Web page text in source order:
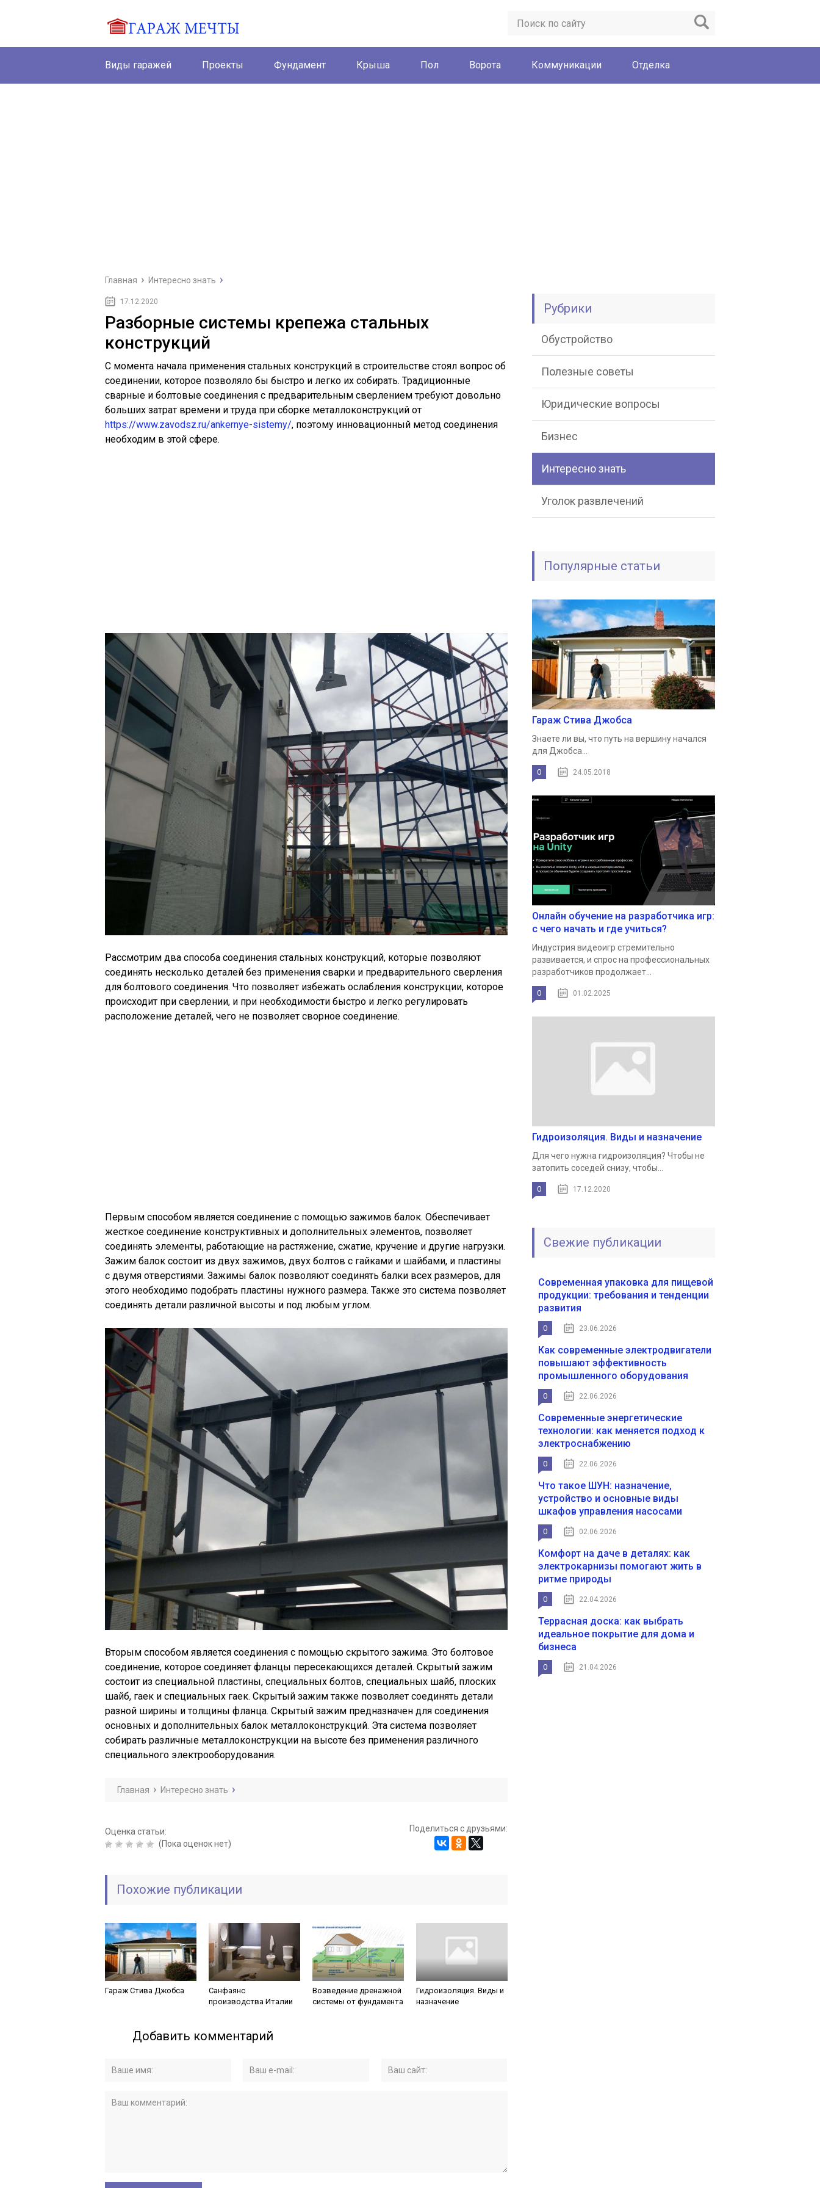
Виды гаражей Проекты Фундамент Крыша Пол Ворота Коммуникации Отделка
Главная Интересно знать
17.12.2020
Разборные системы крепежа стальных
конструкций
С момента начала применения стальных конструкций в строительстве стоял вопрос об
соединении, которое позволяло бы быстро и легко их собирать. Традиционные
сварные и болтовые соединения с предварительным сверлением требуют довольно
больших затрат времени и труда при сборке металлоконструкций от
https://www.zavodsz.ru/ankernye-sistemy/, поэтому инновационный метод соединения
необходим в этой сфере.
Рассмотрим два способа соединения стальных конструкций, которые позволяют
соединять несколько деталей без применения сварки и предварительного сверления
для болтового соединения. Что позволяет избежать ослабления конструкции, которое
происходит при сверлении, и при необходимости быстро и легко регулировать
расположение деталей, чего не позволяет сворное соединение.
Первым способом является соединение с помощью зажимов балок. Обеспечивает
жесткое соединение конструктивных и дополнительных элементов, позволяет
соединять элементы, работающие на растяжение, сжатие, кручение и другие нагрузки.
Зажим балок состоит из двух зажимов, двух болтов с гайками и шайбами, и пластины
с двумя отверстиями. Зажимы балок позволяют соединять балки всех размеров, для
этого необходимо подобрать пластины нужного размера. Также это система позволяет
соединять детали различной высоты и под любым углом.
Вторым способом является соединения с помощью скрытого зажима. Это болтовое
соединение, которое соединяет фланцы пересекающихся деталей. Скрытый зажим
состоит из специальной пластины, специальных болтов, специальных шайб, плоских
шайб, гаек и специальных гаек. Скрытый зажим также позволяет соединять детали
разной ширины и толщины фланца. Скрытый зажим предназначен для соединения
основных и дополнительных балок металлоконструкций. Эта система позволяет
собирать различные металлоконструкции на высоте без применения различного
специального электрооборудования.
Главная Интересно знать
Оценка статьи:
(Пока оценок нет)
Поделиться с друзьями:
Похожие публикации
Гараж Стива Джобса
Санфаянс
производства Италии
Возведение дренажной
системы от фундамента
Гидроизоляция. Виды и
назначение
Добавить комментарий
Рубрики
Обустройство
Полезные советы
Юридические вопросы
Бизнес
Интересно знать
Уголок развлечений
Популярные статьи
Гараж Стива Джобса
Знаете ли вы, что путь на вершину начался
для Джобса...
0 24.05.2018
Онлайн обучение на разработчика игр:
с чего начать и где учиться?
Индустрия видеоигр стремительно
развивается, и спрос на профессиональных
разработчиков продолжает...
0 01.02.2025
Гидроизоляция. Виды и назначение
Для чего нужна гидроизоляция? Чтобы не
затопить соседей снизу, чтобы...
0 17.12.2020
Свежие публикации
Современная упаковка для пищевой
продукции: требования и тенденции
развития
0 23.06.2026
Как современные электродвигатели
повышают эффективность
промышленного оборудования
0 22.06.2026
Современные энергетические
технологии: как меняется подход к
электроснабжению
0 22.06.2026
Что такое ШУН: назначение,
устройство и основные виды
шкафов управления насосами
0 02.06.2026
Комфорт на даче в деталях: как
электрокарнизы помогают жить в
ритме природы
0 22.04.2026
Террасная доска: как выбрать
идеальное покрытие для дома и
бизнеса
0 21.04.2026